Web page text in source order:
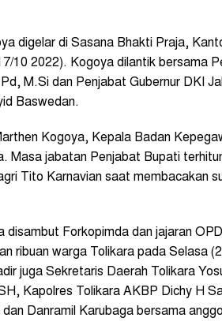
digelar di Sasana Bhakti Praja,
10 2022). Kogoya dilantik bersama
M.Si dan Penjabat Gubernur DKI
Baswedan.
Kogoya, Kepala Badan
Masa jabatan Penjabat Bupati
Tito Karnavian saat membacakan
disambut Forkopimda dan jajaran
ribuan warga Tolikara pada Selasa
juga Sekretaris Daerah Tolikara
Kapolres Tolikara AKBP Dichy H
Danramil Karubaga bersama